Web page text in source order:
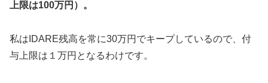
上限は100万円）。
私はIDARE残高を常に30万円でキープしているので、付
与上限は１万円となるわけです。